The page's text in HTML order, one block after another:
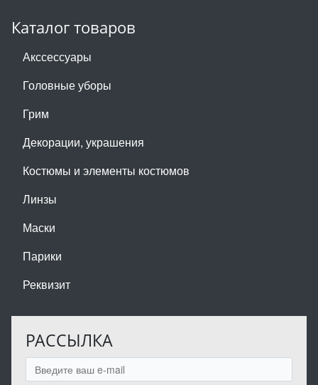
Каталог товаров
Акссессуары
Головные уборы
Грим
Декорации, украшения
Костюмы и элементы костюмов
Линзы
Маски
Парики
Реквизит
РАССЫЛКА